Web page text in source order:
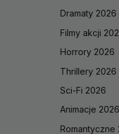
Dramaty 2026
Filmy akcji
Horrory 2026
Thrillery 2026
Sci-Fi 2026
Animacje 2026
Romantyczne